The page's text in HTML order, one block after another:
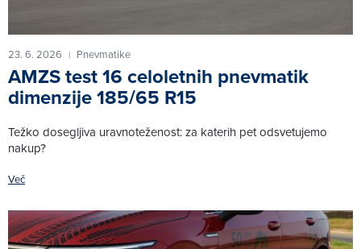
23. 6. 2026 | Pnevmatike
AMZS test 16 celoletnih pnevmatik
dimenzije 185/65 R15
Težko dosegljiva uravnoteženost: za katerih pet odsvetujemo
nakup?
Več